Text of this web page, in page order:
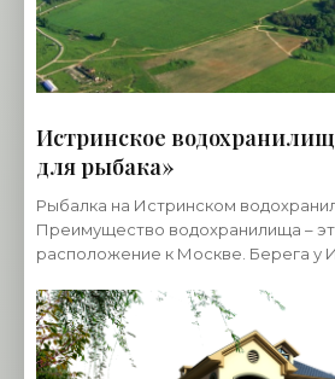
Истринское
для рыбака»
Рыбалка на Истринском
Преимущество водохранилища –
расположение к Москве. Берега у
Правда давно там не был и